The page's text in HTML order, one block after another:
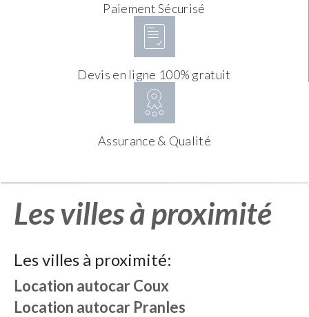
Paiement Sécurisé
Devis en ligne 100% gratuit
Assurance & Qualité
Les villes à proximité
Les villes à proximité:
Location autocarCoux
Location autocar Pranles